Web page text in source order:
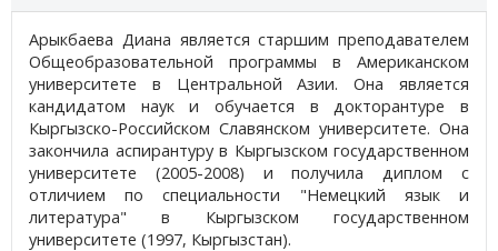
Арыкбаева Диана является старшим преподавателем
Общеобразовательной программы в Американском
университете в Центральной Азии. Она является
кандидатом наук и обучается в докторантуре в
Кыргызско-Российском Славянском университете. Она
закончила аспирантуру в Кыргызском государственном
университете (2005-2008) и получила диплом с
отличием по специальности "Немецкий язык и
литература" в Кыргызском государственном
университете (1997, Кыргызстан).